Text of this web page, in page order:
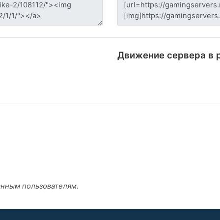
Движение сервера в
пользователям.